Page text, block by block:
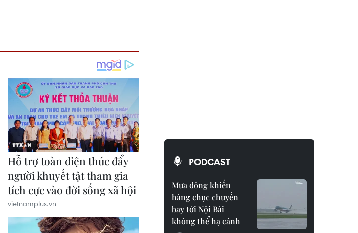
PODCAST
Mưa dông khiến
hàng chục chuyến
bay tới Nội Bài
không thể hạ cánh